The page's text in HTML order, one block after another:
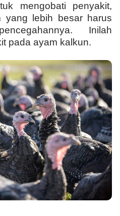
mengobati penyakit,
yang lebih besar harus
Inilah
pada ayam kalkun.